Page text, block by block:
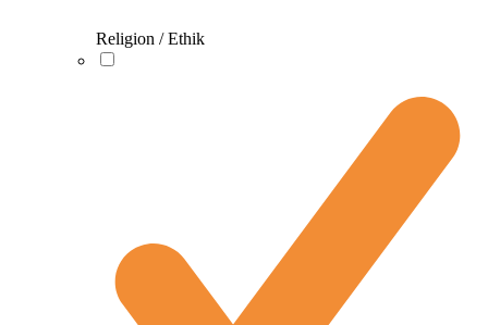
Religion / Ethik